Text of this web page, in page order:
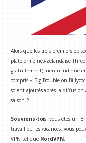
Alors que les trois premiers
plateforme néo-zélandaise
gratuitement), rien n'indique
compris « Big Trouble on
soient ajoutés après la
saison 2.
Souviens-toisi vous êtes un
travail ou les vacances, vous
VPN tel que NordVPN